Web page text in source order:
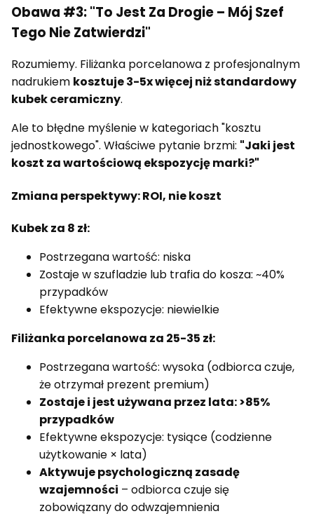
Obawa #3: "To Jest Za Drogie – Mój Szef
Tego Nie Zatwierdzi"
Rozumiemy. Filiżanka porcelanowa z profesjonalnym
nadrukiem kosztuje 3-5x więcej niż standardowy
kubek ceramiczny.
Ale to błędne myślenie w kategoriach "kosztu
jednostkowego". Właściwe pytanie brzmi: "Jaki jest
koszt za wartościową ekspozycję marki?"
Zmiana perspektywy: ROI, nie koszt
Kubek za 8 zł:
Postrzegana wartość: niska
Zostaje w szufladzie lub trafia do kosza: ~40%
przypadków
Efektywne ekspozycje: niewielkie
Filiżanka porcelanowa za 25-35 zł:
Postrzegana wartość: wysoka (odbiorca czuje,
że otrzymał prezent premium)
Zostaje i jest używana przez lata: >85%
przypadków
Efektywne ekspozycje: tysiące (codzienne
użytkowanie × lata)
Aktywuje psychologiczną zasadę
wzajemności – odbiorca czuje się
zobowiązany do odwzajemnienia